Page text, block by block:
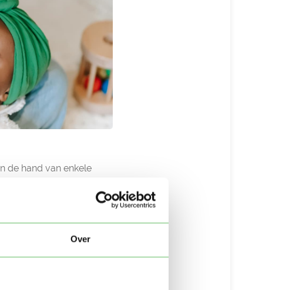
Over
de hand van enkele
kind gerust te stellen dat